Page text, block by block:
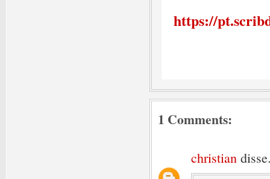
https://
1 Comments:
christian